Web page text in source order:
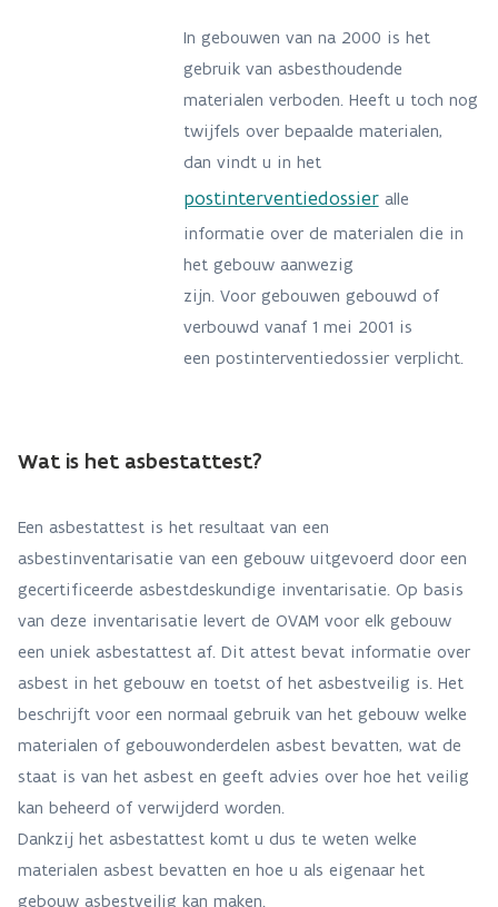
In gebouwen van na 2000 is het
gebruik van asbesthoudende
materialen verboden. Heeft u toch nog
twijfels over bepaalde materialen,
dan vindt u in het
postinterventiedossieralle
informatie over de materialen die in
het gebouw aanwezig
zijn. Voor gebouwen gebouwd of
verbouwd vanaf 1 mei 2001 is
een postinterventiedossier verplicht.
Wat is het asbestattest?
Een asbestattest is het resultaat van een
asbestinventarisatie van een gebouw uitgevoerd door een
gecertificeerde asbestdeskundige inventarisatie. Op basis
van deze inventarisatie levert de OVAM voor elk gebouw
een uniek asbestattest af. Dit attest bevat informatie over
asbest in het gebouw en toetst of het asbestveilig is. Het
beschrijft voor een normaal gebruik van het gebouw welke
materialen of gebouwonderdelen asbest bevatten, wat de
staat is van het asbest en geeft advies over hoe het veilig
kan beheerd of verwijderd worden.
Dankzij het asbestattest komt u dus te weten welke
materialen asbest bevatten en hoe u als eigenaar het
gebouw asbestveilig kan maken.